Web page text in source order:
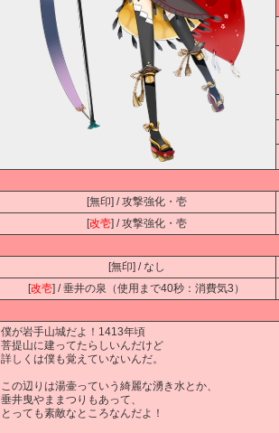
[無印] / 攻撃強化・壱
[改壱] / 攻撃強化・壱
[無印] / なし
[改壱] / 垂井の泉（使用まで40秒：消費気3）
僕が岩手山城だよ！1413年頃
菩提山に建ってたらしいんだけど
詳しくは僕も覚えていないんだ。
この辺りは湯壷っていう綺麗な湧き水とか、
垂井曳やままつりもあって、
とっても素敵なところなんだよ！